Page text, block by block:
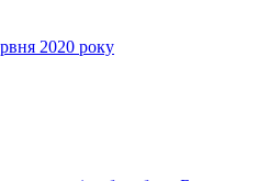
2020 року